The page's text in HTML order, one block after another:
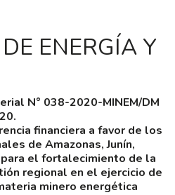
ENERGÍA Y
N° 038-2020-MINEM/DM
financiera a favor de los
de Amazonas, Junín,
el fortalecimiento de la
regional en el ejercicio de
minero energética